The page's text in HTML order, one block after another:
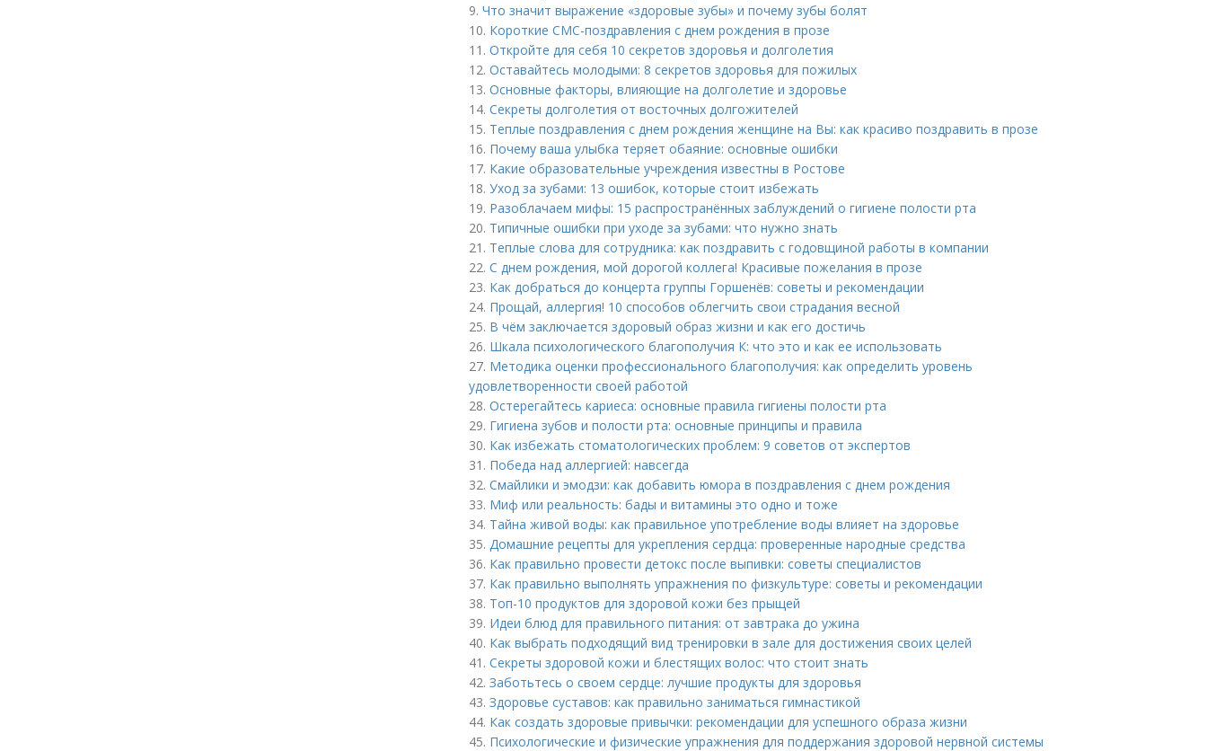
9. Что значит выражение «здоровые зубы» и почему зубы болят
10. Короткие СМС-поздравления с днем рождения в прозе
11. Откройте для себя 10 секретов здоровья и долголетия
12. Оставайтесь молодыми: 8 секретов здоровья для пожилых
13. Основные факторы, влияющие на долголетие и здоровье
14. Секреты долголетия от восточных долгожителей
15. Теплые поздравления с днем рождения женщине на Вы: как красиво поздравить в прозе
16. Почему ваша улыбка теряет обаяние: основные ошибки
17. Какие образовательные учреждения известны в Ростове
18. Уход за зубами: 13 ошибок, которые стоит избежать
19. Разоблачаем мифы: 15 распространённых заблуждений о гигиене полости рта
20. Типичные ошибки при уходе за зубами: что нужно знать
21. Теплые слова для сотрудника: как поздравить с годовщиной работы в компании
22. С днем рождения, мой дорогой коллега! Красивые пожелания в прозе
23. Как добраться до концерта группы Горшенёв: советы и рекомендации
24. Прощай, аллергия! 10 способов облегчить свои страдания весной
25. В чём заключается здоровый образ жизни и как его достичь
26. Шкала психологического благополучия К: что это и как ее использовать
27. Методика оценки профессионального благополучия: как определить уровень
удовлетворенности своей работой
28. Остерегайтесь кариеса: основные правила гигиены полости рта
29. Гигиена зубов и полости рта: основные принципы и правила
30. Как избежать стоматологических проблем: 9 советов от экспертов
31. Победа над аллергией: навсегда
32. Смайлики и эмодзи: как добавить юмора в поздравления с днем рождения
33. Миф или реальность: бады и витамины это одно и тоже
34. Тайна живой воды: как правильное употребление воды влияет на здоровье
35. Домашние рецепты для укрепления сердца: проверенные народные средства
36. Как правильно провести детокс после выпивки: советы специалистов
37. Как правильно выполнять упражнения по физкультуре: советы и рекомендации
38. Топ-10 продуктов для здоровой кожи без прыщей
39. Идеи блюд для правильного питания: от завтрака до ужина
40. Как выбрать подходящий вид тренировки в зале для достижения своих целей
41. Секреты здоровой кожи и блестящих волос: что стоит знать
42. Заботьтесь о своем сердце: лучшие продукты для здоровья
43. Здоровье суставов: как правильно заниматься гимнастикой
44. Как создать здоровые привычки: рекомендации для успешного образа жизни
45. Психологические и физические упражнения для поддержания здоровой нервной системы